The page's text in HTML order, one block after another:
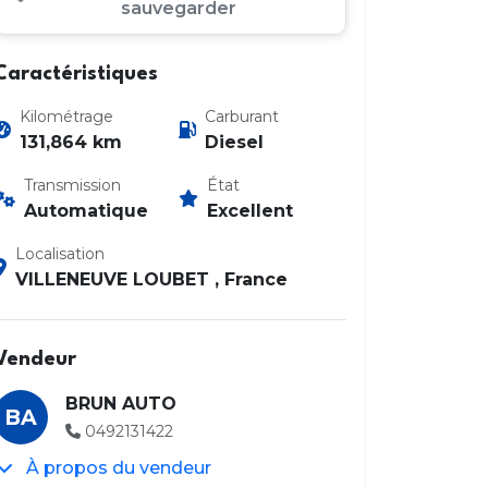
Photo 2 / 20
sauvegarder
Kilométrage
131,864 km
Carburant
Diesel
Transmission
Automatique
État
Excellent
Localisation
VILLENEUVE LOUBET , France
BA
BRUN AUTO
0492131422
À propos du vendeur